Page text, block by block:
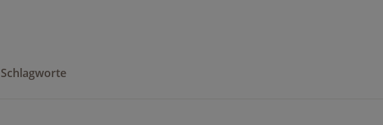
Schlagworte